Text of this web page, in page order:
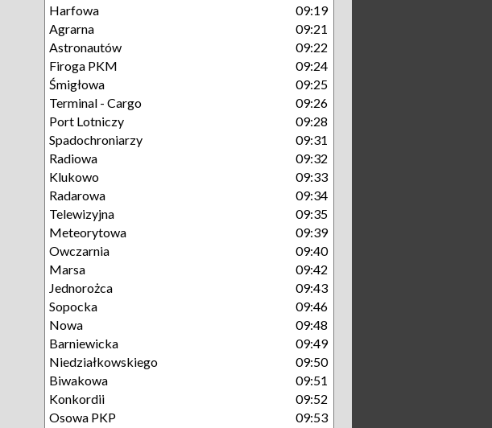
Harfowa
09:19
Agrarna
09:21
Astronautów
09:22
Firoga PKM
09:24
Śmigłowa
09:25
Terminal - Cargo
09:26
Port Lotniczy
09:28
Spadochroniarzy
09:31
Radiowa
09:32
Klukowo
09:33
Radarowa
09:34
Telewizyjna
09:35
Meteorytowa
09:39
Owczarnia
09:40
Marsa
09:42
Jednorożca
09:43
Sopocka
09:46
Nowa
09:48
Barniewicka
09:49
Niedziałkowskiego
09:50
Biwakowa
09:51
Konkordii
09:52
Osowa PKP
09:53